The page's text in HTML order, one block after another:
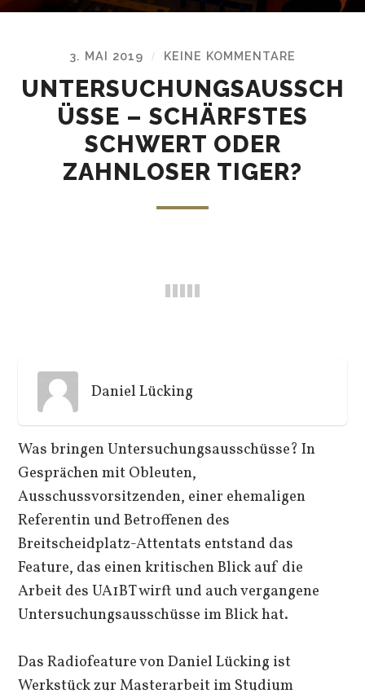
3. MAI 2019 / KEINE KOMMENTARE
UNTERSUCHUNGSAUSSCH
ÜSSE – SCHÄRFSTES
SCHWERT ODER
ZAHNLOSER TIGER?
Daniel Lücking
Was bringen Untersuchungsausschüsse? In
Gesprächen mit Obleuten,
Ausschussvorsitzenden, einer ehemaligen
Referentin und Betroffenen des
Breitscheidplatz-Attentats entstand das
Feature, das einen kritischen Blick auf die
Arbeit des UA1BT wirft und auch vergangene
Untersuchungsausschüsse im Blick hat.
Das Radiofeature von Daniel Lücking ist
Werkstück zur Masterarbeit im Studium